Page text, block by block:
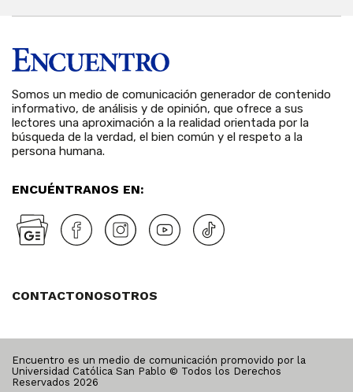
Somos un medio de comunicación generador de contenido
informativo, de análisis y de opinión, que ofrece a sus
lectores una aproximación a la realidad orientada por la
búsqueda de la verdad, el bien común y el respeto a la
persona humana.
ENCUÉNTRANOS EN:
CONTACTONOSOTROS
Encuentro es un medio de comunicación promovido por la
Universidad Católica San Pablo © Todos los Derechos
Reservados 2026